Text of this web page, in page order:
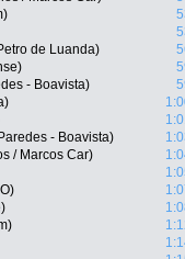
de Luanda)
- Boavista)
- Boavista)
/ Marcos Car)